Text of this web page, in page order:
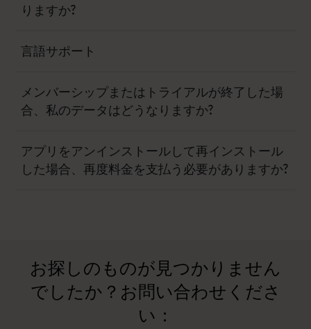
りますか?
言語サポート
メンバーシップまたはトライアルが終了した場
合、私のデータはどうなりますか?
アプリをアンインストールして再インストール
した場合、再度料金を支払う必要がありますか?
お探しのものが見つかりません
でしたか？お問い合わせくださ
い：